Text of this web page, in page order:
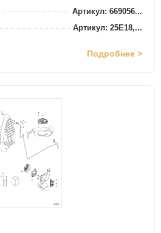
Артикул: 669056...
Артикул: 25E18,...
Подробнее >